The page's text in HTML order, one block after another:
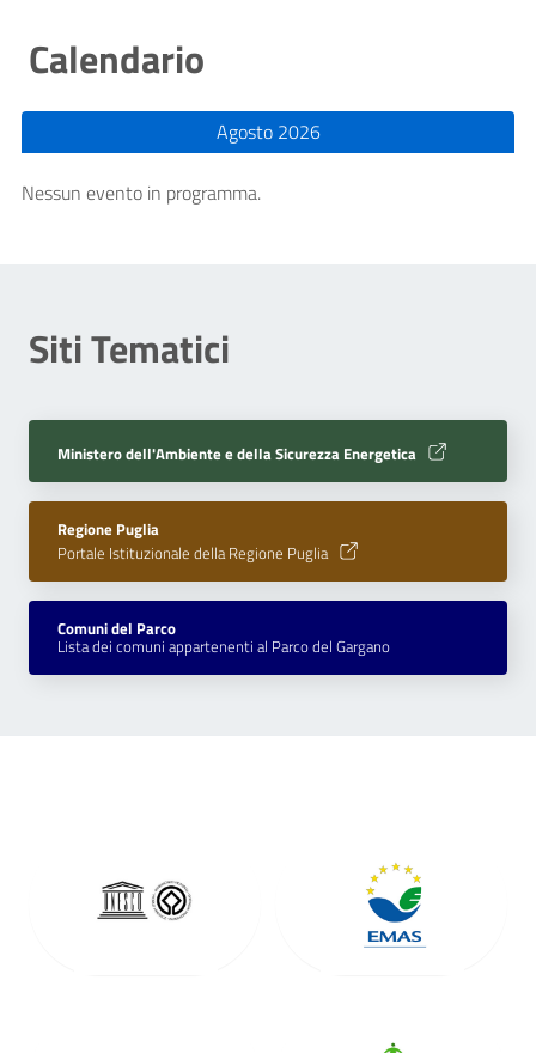
Calendario
Agosto 2026
Nessun evento in programma.
Siti Tematici
Ministero dell'Ambiente e della Sicurezza Energetica
Regione Puglia
Portale Istituzionale della Regione Puglia
Comuni del Parco
Lista dei comuni appartenenti al Parco del Gargano